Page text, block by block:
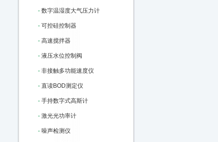
- 数字温湿度大气压力计
- 可控硅控制器
- 高速搅拌器
- 液压水位控制阀
- 非接触多功能速度仪
- 直读BOD测定仪
- 手持数字式高斯计
- 激光光功率计
- 噪声检测仪